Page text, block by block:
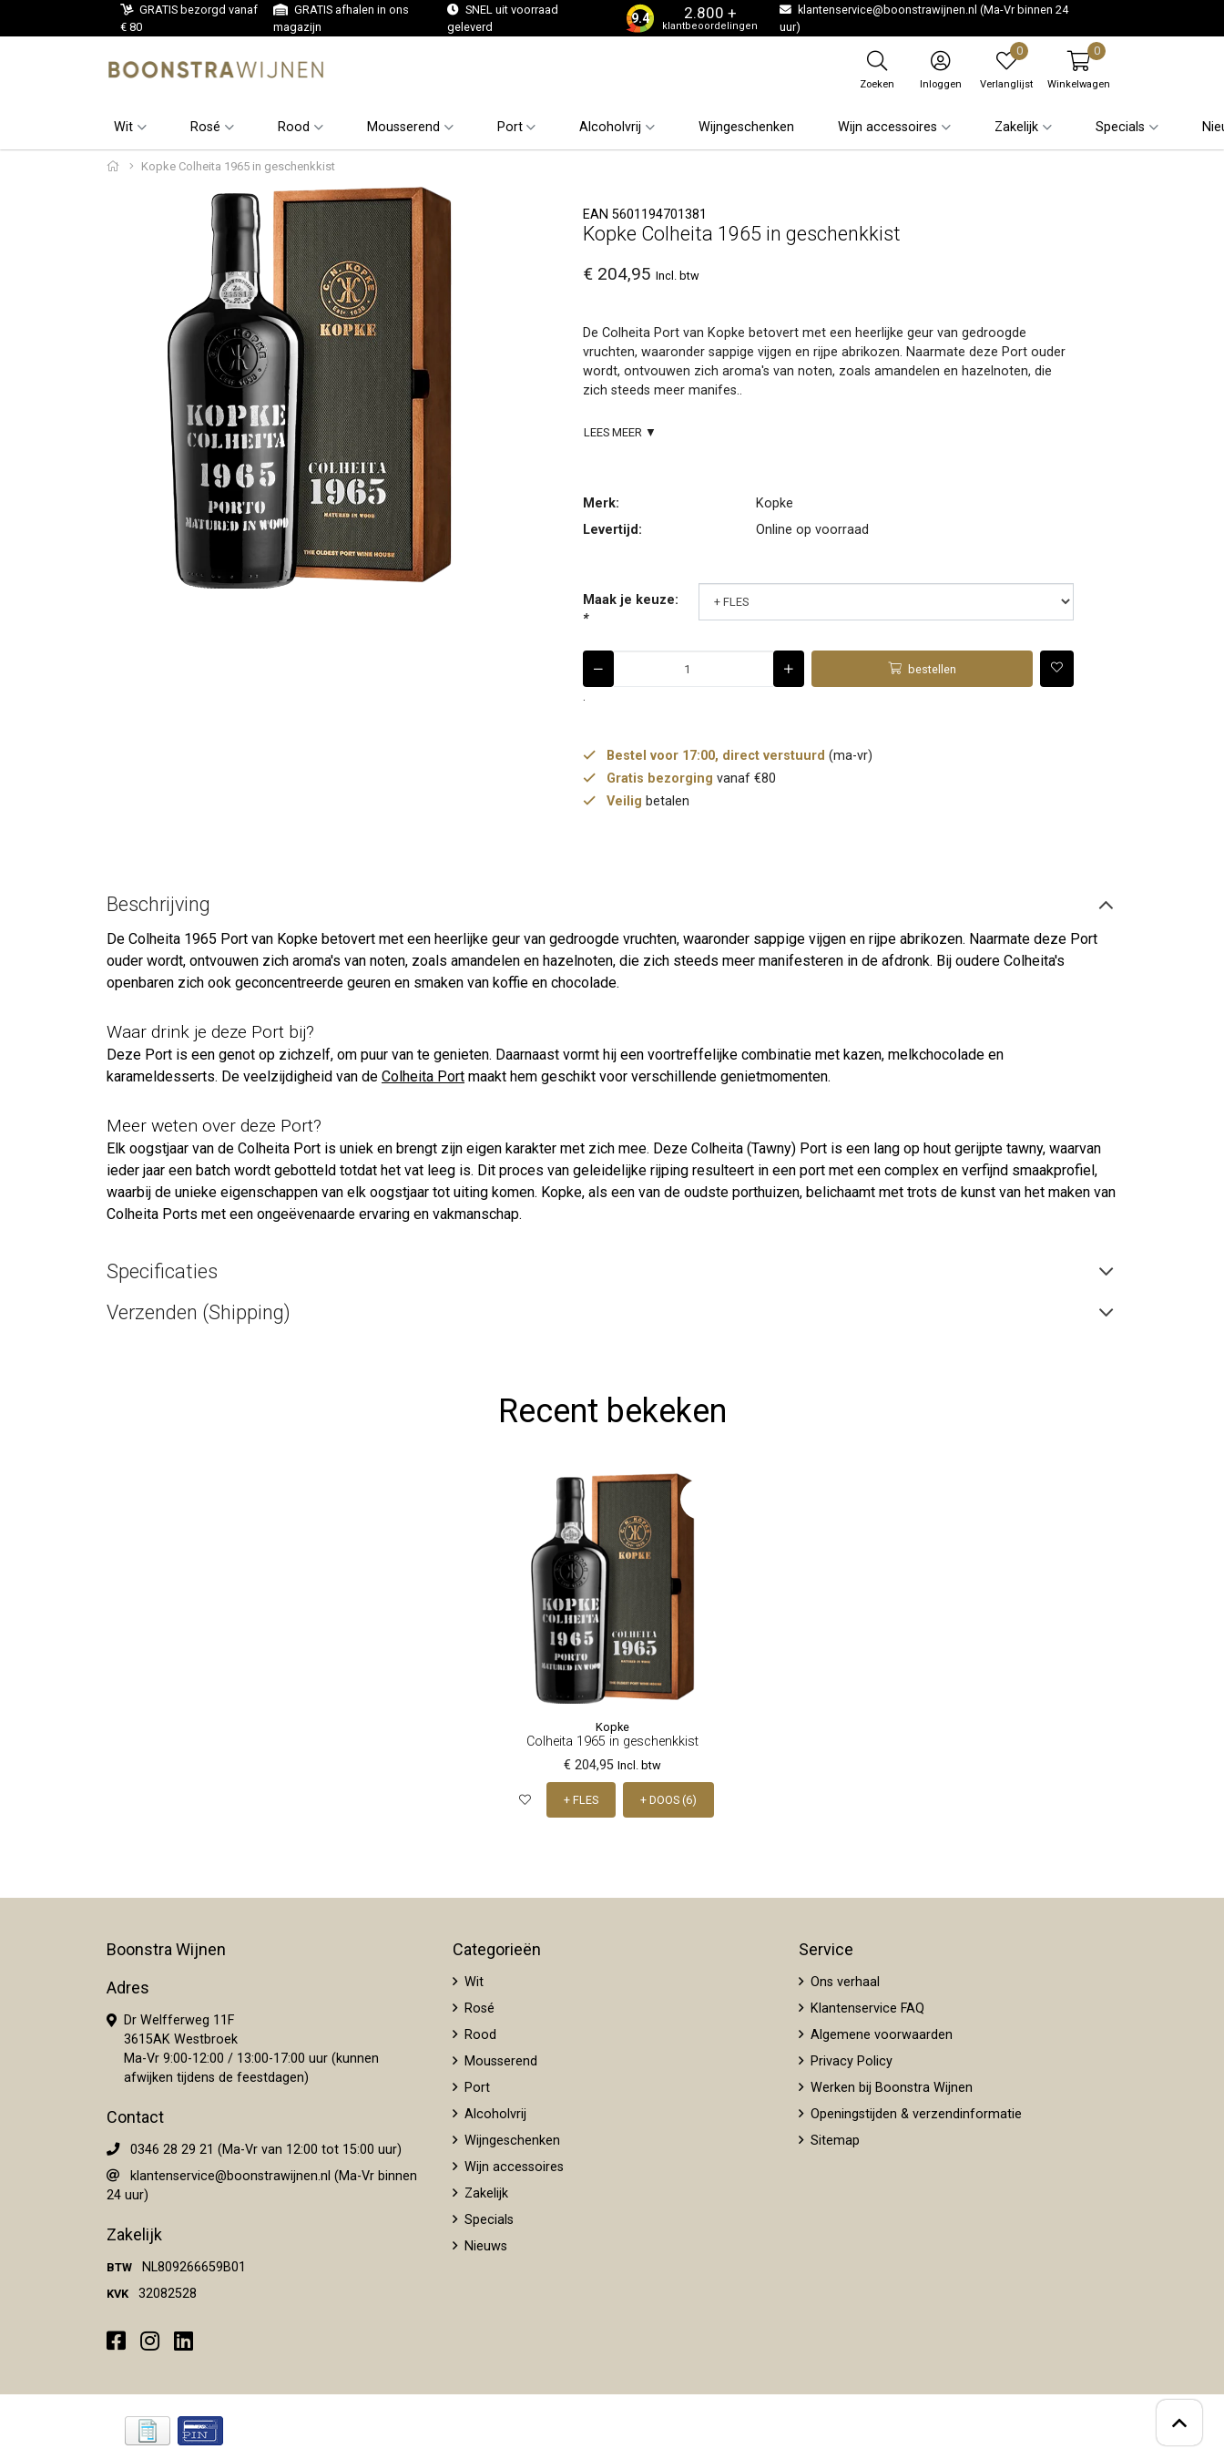
GRATIS bezorgd vanaf
€ 80
GRATIS afhalen in ons
magazijn
SNEL uit voorraad
geleverd
9.4 2.800 +
klantbeoordelingen
klantenservice@boonstrawijnen.nl (Ma-Vr binnen 24
uur)
Zoeken Inloggen
0
Verlanglijst
0
Winkelwagen
Wit Rosé Rood Mousserend Port Alcoholvrij Wijngeschenken Wijn accessoires Zakelijk Specials
Kopke Colheita 1965 in geschenkkist
EAN 5601194701381
Kopke Colheita 1965 in geschenkkist
€ 204,95 Incl. btw
De Colheita Port van Kopke betovert met een heerlijke geur van gedroogde
vruchten, waaronder sappige vijgen en rijpe abrikozen. Naarmate deze Port ouder
wordt, ontvouwen zich aroma's van noten, zoals amandelen en hazelnoten, die
zich steeds meer manifes..
LEES MEER ▼
Merk:
Kopke
Levertijd:
Online op voorraad
Maak je keuze:
*
bestellen
.
Bestel voor 17:00, direct verstuurd (ma-vr)
Gratis bezorging vanaf €80
Veilig betalen
Beschrijving
De Colheita 1965 Port van Kopke betovert met een heerlijke geur van gedroogde vruchten, waaronder sappige vijgen en rijpe abrikozen. Naarmate deze Port
ouder wordt, ontvouwen zich aroma's van noten, zoals amandelen en hazelnoten, die zich steeds meer manifesteren in de afdronk. Bij oudere Colheita's
openbaren zich ook geconcentreerde geuren en smaken van koffie en chocolade.
Waar drink je deze Port bij?
Deze Port is een genot op zichzelf, om puur van te genieten. Daarnaast vormt hij een voortreffelijke combinatie met kazen, melkchocolade en
karameldesserts. De veelzijdigheid van de Colheita Port maakt hem geschikt voor verschillende genietmomenten.
Meer weten over deze Port?
Elk oogstjaar van de Colheita Port is uniek en brengt zijn eigen karakter met zich mee. Deze Colheita (Tawny) Port is een lang op hout gerijpte tawny, waarvan
ieder jaar een batch wordt gebotteld totdat het vat leeg is. Dit proces van geleidelijke rijping resulteert in een port met een complex en verfijnd smaakprofiel,
waarbij de unieke eigenschappen van elk oogstjaar tot uiting komen. Kopke, als een van de oudste porthuizen, belichaamt met trots de kunst van het maken van
Colheita Ports met een ongeëvenaarde ervaring en vakmanschap.
Specificaties
Verzenden (Shipping)
Recent bekeken
Kopke
Colheita 1965 in geschenkkist
€ 204,95 Incl. btw
+ FLES + DOOS (6)
Boonstra Wijnen
Adres
Dr Welfferweg 11F
3615AK Westbroek
Ma-Vr 9:00-12:00 / 13:00-17:00 uur (kunnen
afwijken tijdens de feestdagen)
Contact
0346 28 29 21 (Ma-Vr van 12:00 tot 15:00 uur)
klantenservice@boonstrawijnen.nl (Ma-Vr binnen
24 uur)
Zakelijk
BTW NL809266659B01
KVK 32082528
Facebook
Instagram
LinkedIn
Categorieën
Wit
Rosé
Rood
Mousserend
Port
Alcoholvrij
Wijngeschenken
Wijn accessoires
Zakelijk
Specials
Nieuws
Service
Ons verhaal
Klantenservice FAQ
Algemene voorwaarden
Privacy Policy
Werken bij Boonstra Wijnen
Openingstijden & verzendinformatie
Sitemap